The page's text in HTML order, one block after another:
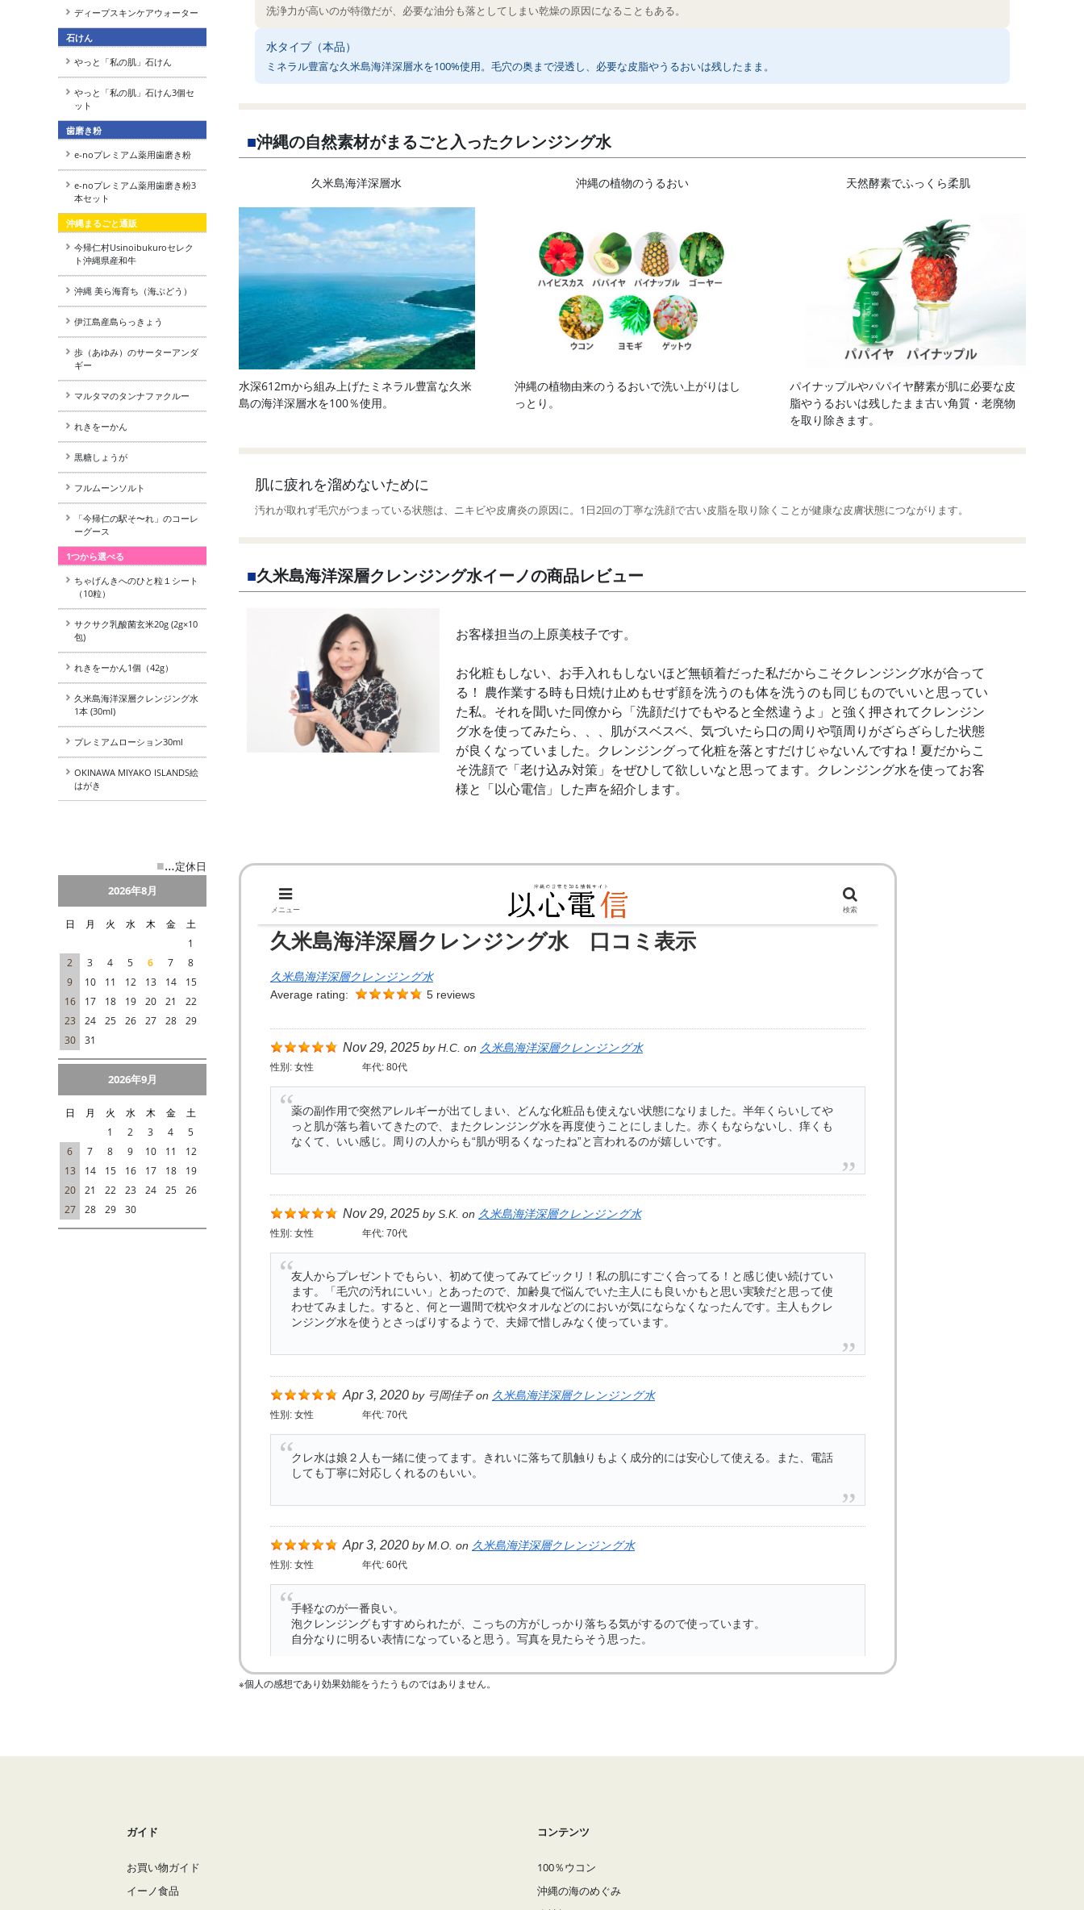
洗浄力が高いのが特徴だが、必要な油分も落としてしまい乾燥の原因になることもある。
水タイプ（本品）
ミネラル豊富な久米島海洋深層水を100%使用。毛穴の奥まで浸透し、必要な皮脂やうるおいは残したまま。
■沖縄の自然素材がまるごと入ったクレンジング水
久米島海洋深層水
水深612mから組み上げたミネラル豊富な久米
島の海洋深層水を100％使用。
沖縄の植物のうるおい
沖縄の植物由来のうるおいで洗い上がりはし
っとり。
天然酵素でふっくら柔肌
パイナップルやパパイヤ酵素が肌に必要な皮
脂やうるおいは残したまま古い角質・老廃物
を取り除きます。
肌に疲れを溜めないために
汚れが取れず毛穴がつまっている状態は、ニキビや皮膚炎の原因に。1日2回の丁寧な洗顔で古い皮脂を取り除くことが健康な皮膚状態につながります。
■久米島海洋深層クレンジング水イーノの商品レビュー
お客様担当の上原美枝子です。
お化粧もしない、お手入れもしないほど無頓着だった私だからこそクレンジング水が合って
る！ 農作業する時も日焼け止めもせず顔を洗うのも体を洗うのも同じものでいいと思ってい
た私。それを聞いた同僚から「洗顔だけでもやると全然違うよ」と強く押されてクレンジン
グ水を使ってみたら、、、肌がスベスベ、気づいたら口の周りや顎周りがざらざらした状態
が良くなっていました。クレンジングって化粧を落とすだけじゃないんですね！夏だからこ
そ洗顔で「老け込み対策」をぜひして欲しいなと思ってます。クレンジング水を使ってお客
様と「以心電信」した声を紹介します。
※個人の感想であり効果効能をうたうものではありません。
ディープスキンケアウォーター
石けん
やっと「私の肌」石けん
やっと「私の肌」石けん3個セ
ット
歯磨き粉
e-noプレミアム薬用歯磨き粉
e-noプレミアム薬用歯磨き粉3
本セット
沖縄まるごと通販
今帰仁村Usinoibukuroセレク
ト沖縄県産和牛
沖縄 美ら海育ち（海ぶどう）
伊江島産島らっきょう
歩（あゆみ）のサーターアンダ
ギー
マルタマのタンナファクルー
れきをーかん
黒糖しょうが
フルムーンソルト
「今帰仁の駅そ〜れ」のコーレ
ーグース
1つから選べる
ちゃげんきへのひと粒１シート
（10粒）
サクサク乳酸菌玄米20g (2g×10
包)
れきをーかん1個（42g）
久米島海洋深層クレンジング水
1本 (30ml)
プレミアムローション30ml
OKINAWA MIYAKO ISLANDS絵
はがき
■…定休日
2026年8月
日 月 火 水 木 金
土
1
2
3 4 5 6 7
8
9
10 11 12 13 14
15
16
17 18 19 20 21
22
23
24 25 26 27 28
29
30
31
2026年9月
日 月 火 水 木 金
土
1
2 3 4
5
6
7 8 9 10 11
12
13
14 15 16 17 18
19
20
21 22 23 24 25
26
27
28 29 30
ガイド
お買い物ガイド
イーノ食品
コンテンツ
100％ウコン
沖縄の海のめぐみ